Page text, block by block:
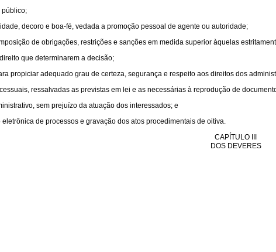
público;
decoro e boa-fé, vedada a promoção pessoal de agente ou autoridade;
de obrigações, restrições e sanções em medida superior àquelas
que determinarem a decisão;
propiciar adequado grau de certeza, segurança e respeito aos direitos dos
ressalvadas as previstas em lei e as necessárias à reprodução de
sem prejuízo da atuação dos interessados; e
de processos e gravação dos atos procedimentais de oitiva.
CAPÍTULO III
DOS DEVERES